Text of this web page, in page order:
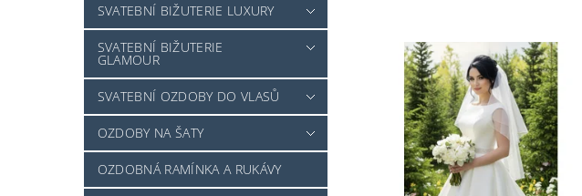
SVATEBNÍ BIŽUTERIE LUXURY
SVATEBNÍ BIŽUTERIE
GLAMOUR
SVATEBNÍ OZDOBY DO VLASŮ
OZDOBY NA ŠATY
OZDOBNÁ RAMÍNKA A RUKÁVY